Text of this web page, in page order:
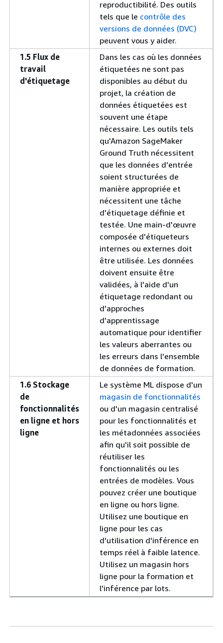
reproductibilité. Des outils
tels que le contrôle des
versions de données (DVC)
peuvent vous y aider.
1.5 Flux de
travail
d'étiquetage
Dans les cas où les données
étiquetées ne sont pas
disponibles au début du
projet, la création de
données étiquetées est
souvent une étape
nécessaire. Les outils tels
qu'Amazon SageMaker
Ground Truth nécessitent
que les données d'entrée
soient structurées de
manière appropriée et
nécessitent une tâche
d'étiquetage définie et
testée. Une main-d'œuvre
composée d'étiqueteurs
internes ou externes doit
être utilisée. Les données
doivent ensuite être
validées, à l'aide d'un
étiquetage redondant ou
d'approches
d'apprentissage
automatique pour identifier
les valeurs aberrantes ou
les erreurs dans l'ensemble
de données de formation.
1.6 Stockage
de
fonctionnalités
en ligne et hors
ligne
Le système ML dispose d'un
magasin de fonctionnalités
ou d'un magasin centralisé
pour les fonctionnalités et
les métadonnées associées
afin qu'il soit possible de
réutiliser les
fonctionnalités ou les
entrées de modèles. Vous
pouvez créer une boutique
en ligne ou hors ligne.
Utilisez une boutique en
ligne pour les cas
d'utilisation d'inférence en
temps réel à faible latence.
Utilisez un magasin hors
ligne pour la formation et
l'inférence par lots.